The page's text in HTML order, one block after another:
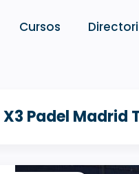
Cursos
X3 Padel Madrid